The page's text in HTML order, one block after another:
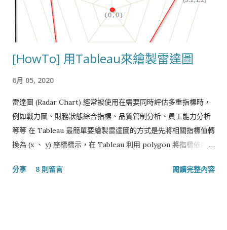
[HowTo] 用Tableau來繪製雷達圖
6月 05, 2020
雷達圖 (Radar Chart) 經常被使用在需要同時評估多重指標時，
例如戰力圖、財務狀態綜合指標、品質管制分析、員工能力分析
等等 在 Tableau 最簡單要繪製雷達圖的方式是先將相關指標值轉
換為 (x 、 y) 座標標示，在 Tableau 利用 polygon 將指標依序連
分享 8 則留言 閱讀完整內容